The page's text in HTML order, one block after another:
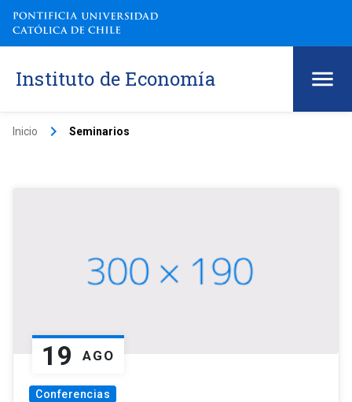
Instituto de Economía
Inicio keyboard_arrow_right Seminarios
19 AGO
Conferencias